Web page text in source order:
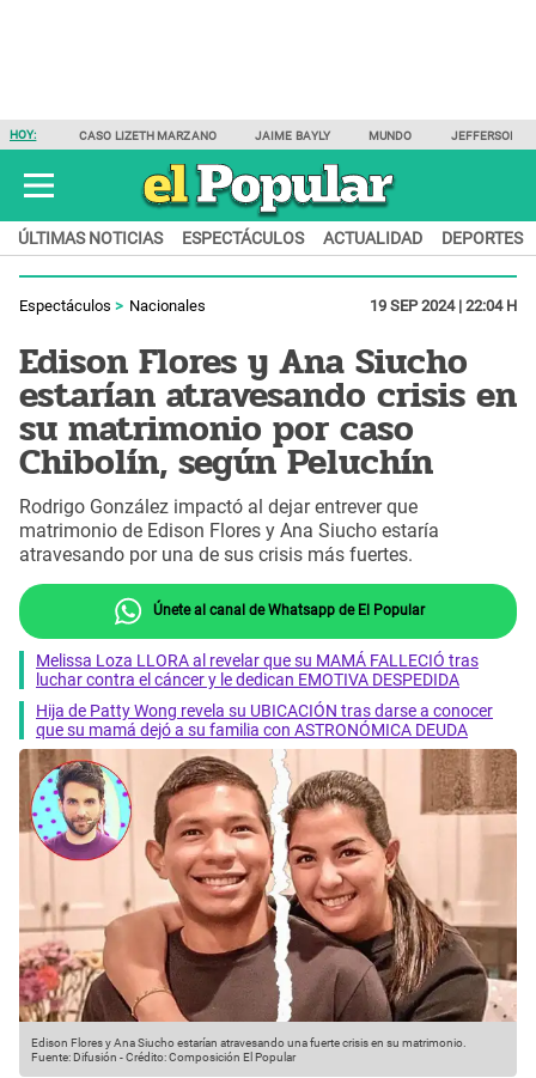
HOY: CASO LIZETH MARZANO JAIME BAYLY MUNDO JEFFERSON
ÚLTIMAS NOTICIAS ESPECTÁCULOS ACTUALIDAD DEPORTES
Espectáculos Nacionales 19 SEP 2024 | 22:04 H
Edison Flores y Ana Siucho
estarían atravesando crisis en
su matrimonio por caso
Chibolín, según Peluchín
Rodrigo González impactó al dejar entrever que
matrimonio de Edison Flores y Ana Siucho estaría
atravesando por una de sus crisis más fuertes.
Únete al canal de Whatsapp de El Popular
Melissa Loza LLORA al revelar que su MAMÁ FALLECIÓ tras
luchar contra el cáncer y le dedican EMOTIVA DESPEDIDA
Hija de Patty Wong revela su UBICACIÓN tras darse a conocer
que su mamá dejó a su familia con ASTRONÓMICA DEUDA
Edison Flores y Ana Siucho estarían atravesando una fuerte crisis en su matrimonio.
Fuente: Difusión -Crédito: Composición El Popular